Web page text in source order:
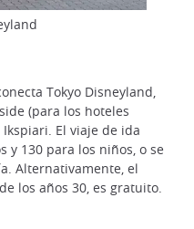
Tokyo Disneyland,
(para los hoteles
El viaje de ida
y 130 para los niños, o se
Alternativamente, el
los años 30, es gratuito.